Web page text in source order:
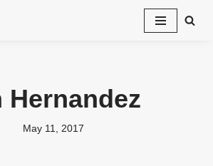
Hernandez
May 11, 2017